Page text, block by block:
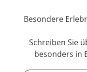
Besondere
Schreiben Sie
besonders in